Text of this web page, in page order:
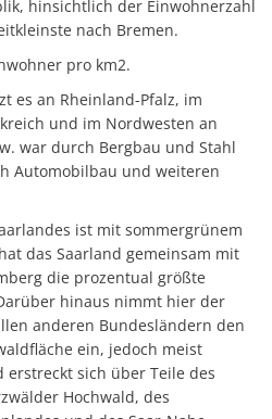
hinsichtlich der Einwohnerzahl
nach Bremen.
pro km2.
es an Rheinland-Pfalz, im
und im Nordwesten an
war durch Bergbau und Stahl
Automobilbau und weiteren
ist mit sommergrünem
das Saarland gemeinsam mit
die prozentual größte
hinaus nimmt hier der
anderen Bundesländern den
ein, jedoch meist
erstreckt sich über Teile des
Hochwald, des